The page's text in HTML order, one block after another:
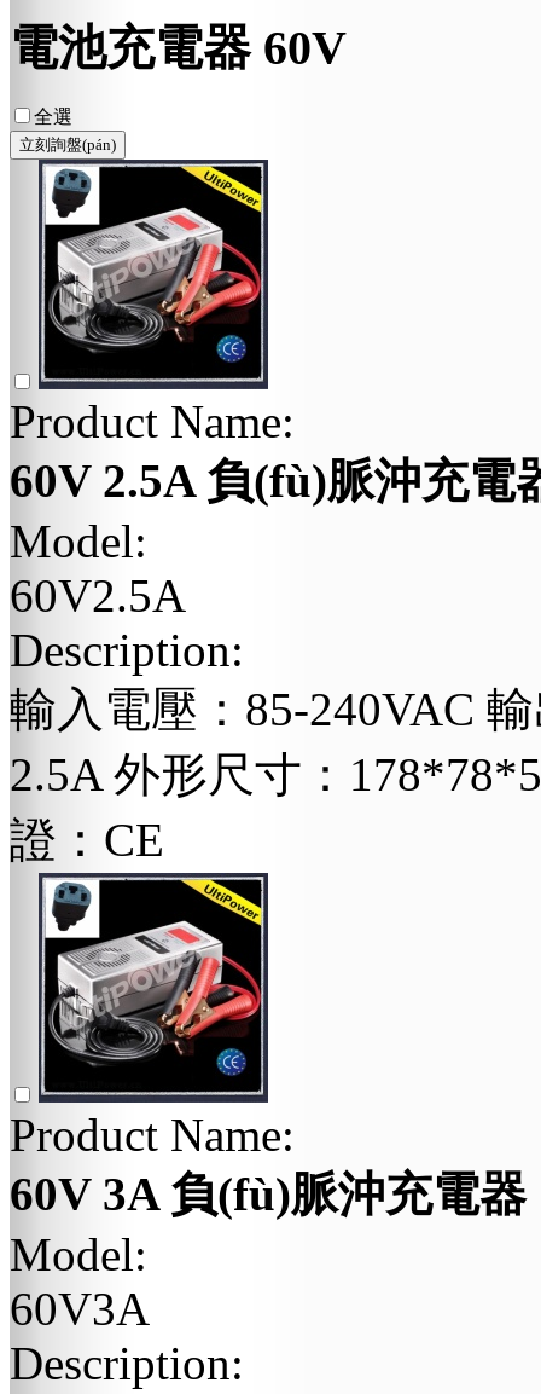
電池充電器 60V
全選
Product Name:
60V 2.5A 負(fù)脈沖充電
Model:
60V2.5A
Description:
輸入電壓：85-240VAC
2.5A 外形尺寸：
證：CE
Product Name:
60V 3A 負(fù)脈沖充電器
Model:
60V3A
Description: